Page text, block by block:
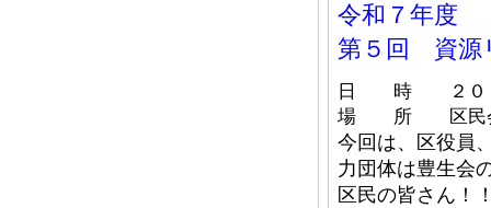
令和７年度
第５回 資源
日 時 ２０２６
場 所 区民
今回は、区役員
力団体は豊生会
区民の皆さん！